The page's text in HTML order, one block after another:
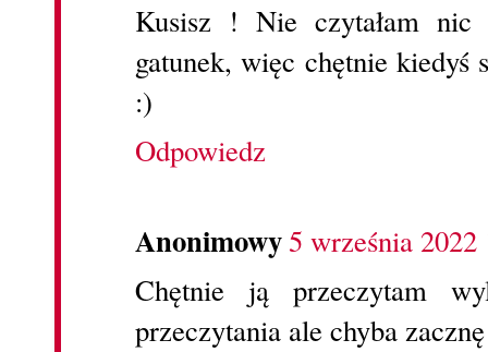
Kusisz ! Nie czytałam
gatunek, więc chętnie kiedyś
:)
Odpowiedz
Anonimowy5 września 2022
Chętnie ją przeczytam
przeczytania ale chyba